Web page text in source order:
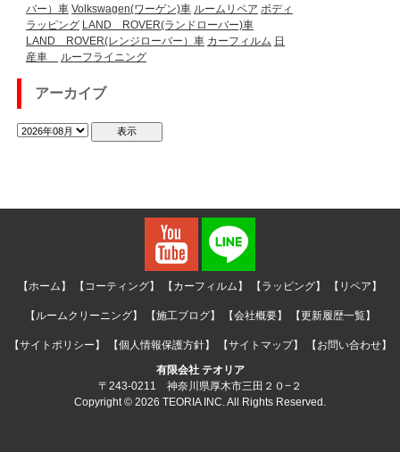
バー）車 Volkswagen(ワーゲン)車 ルームリペア ボディ
ラッピング LAND ROVER(ランドローバー)車
LAND ROVER(レンジローバー）車 カーフィルム 日
産車
ルーフライニング
アーカイブ
【ホーム】 【コーティング】 【カーフィルム】 【ラッピング】 【リペア】
【ルームクリーニング】 【施工ブログ】 【会社概要】 【更新履歴一覧】
【サイトポリシー】 【個人情報保護方針】 【サイトマップ】
【お問い合わせ】
有限会社 テオリア
〒243-0211 神奈川県厚木市三田２０−２
Copyright © 2026 TEORIA INC. All Rights Reserved.